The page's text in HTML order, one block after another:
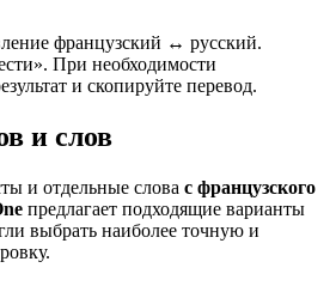
французский ↔ русский.
При необходимости
и скопируйте перевод.
и слов
и отдельные слова с французского
предлагает подходящие варианты
выбрать наиболее точную и